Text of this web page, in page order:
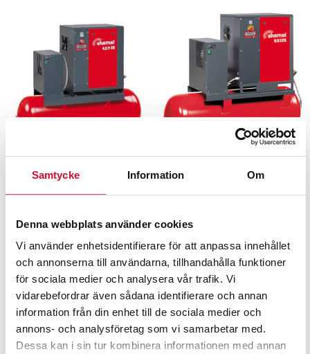
Samtycke Information Om
Denna webbplats använder cookies
Vi använder enhetsidentifierare för att anpassa innehållet
och annonserna till användarna, tillhandahålla funktioner
för sociala medier och analysera vår trafik. Vi
vidarebefordrar även sådana identifierare och annan
information från din enhet till de sociala medier och
annons- och analysföretag som vi samarbetar med.
Dessa kan i sin tur kombinera informationen med annan
med kyltork Shamal
56,950.00 kr Exkl. moms
med kyltork Shamal
64,900.00kr Exkl. moms